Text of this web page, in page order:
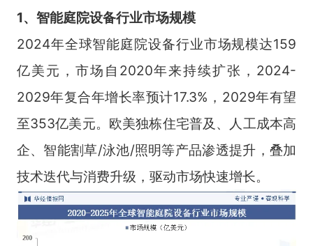
1、智能庭院设备行业市场规模
2024年全球智能庭院设备行业市场规模达159
亿美元，市场自2020年来持续扩张，2024-
2029年复合年增长率预计17.3%，2029年有望
至353亿美元。欧美独栋住宅普及、人工成本高
企、智能割草/泳池/照明等产品渗透提升，叠加
技术迭代与消费升级，驱动市场快速增长。